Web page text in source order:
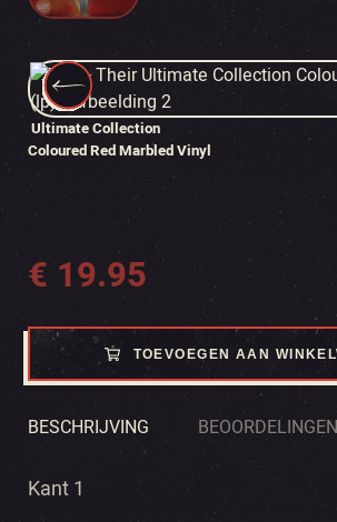
Ultimate Collection
Coloured Red Marbled Vinyl
€19.95
TOEVOEGEN AAN
BESCHRIJVING
Kant 1